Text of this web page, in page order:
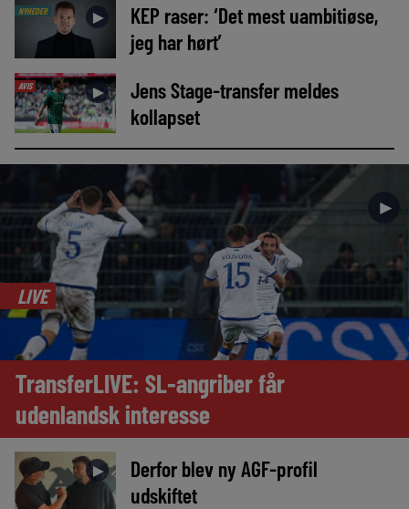
NYHEDER ►
KEP raser: ‘Det mest uambitiøse,
jeg har hørt’
AVIS ►
Jens Stage-transfer meldes
kollapset
►
LIVE
TransferLIVE: SL-angriber får
udenlandsk interesse
►
Derfor blev ny AGF-profil
udskiftet